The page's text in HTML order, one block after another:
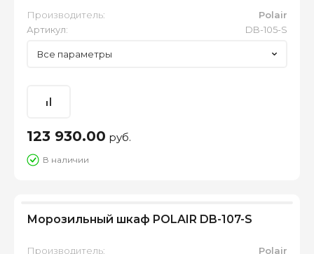
Производитель:
Polair
Артикул:
DB-105-S
Все параметры
123 930.00 руб.
В наличии
Морозильный шкаф POLAIR DB-107-S
Производитель:
Polair